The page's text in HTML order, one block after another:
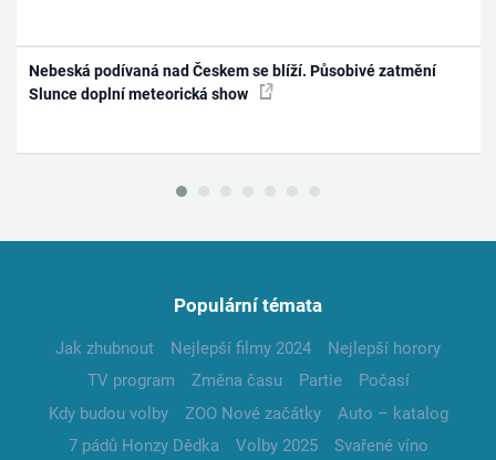
Nebeská podívaná nad Českem se blíží. Působivé zatmění
Slunce doplní meteorická show
Populární témata
Jak zhubnout Nejlepší filmy 2024
Nejlepší horory
TV program
Změna času Partie
Počasí
Kdy budou volby
ZOO Nové začátky
Auto – katalog
7 pádů Honzy Dědka
Volby 2025
Svařené víno